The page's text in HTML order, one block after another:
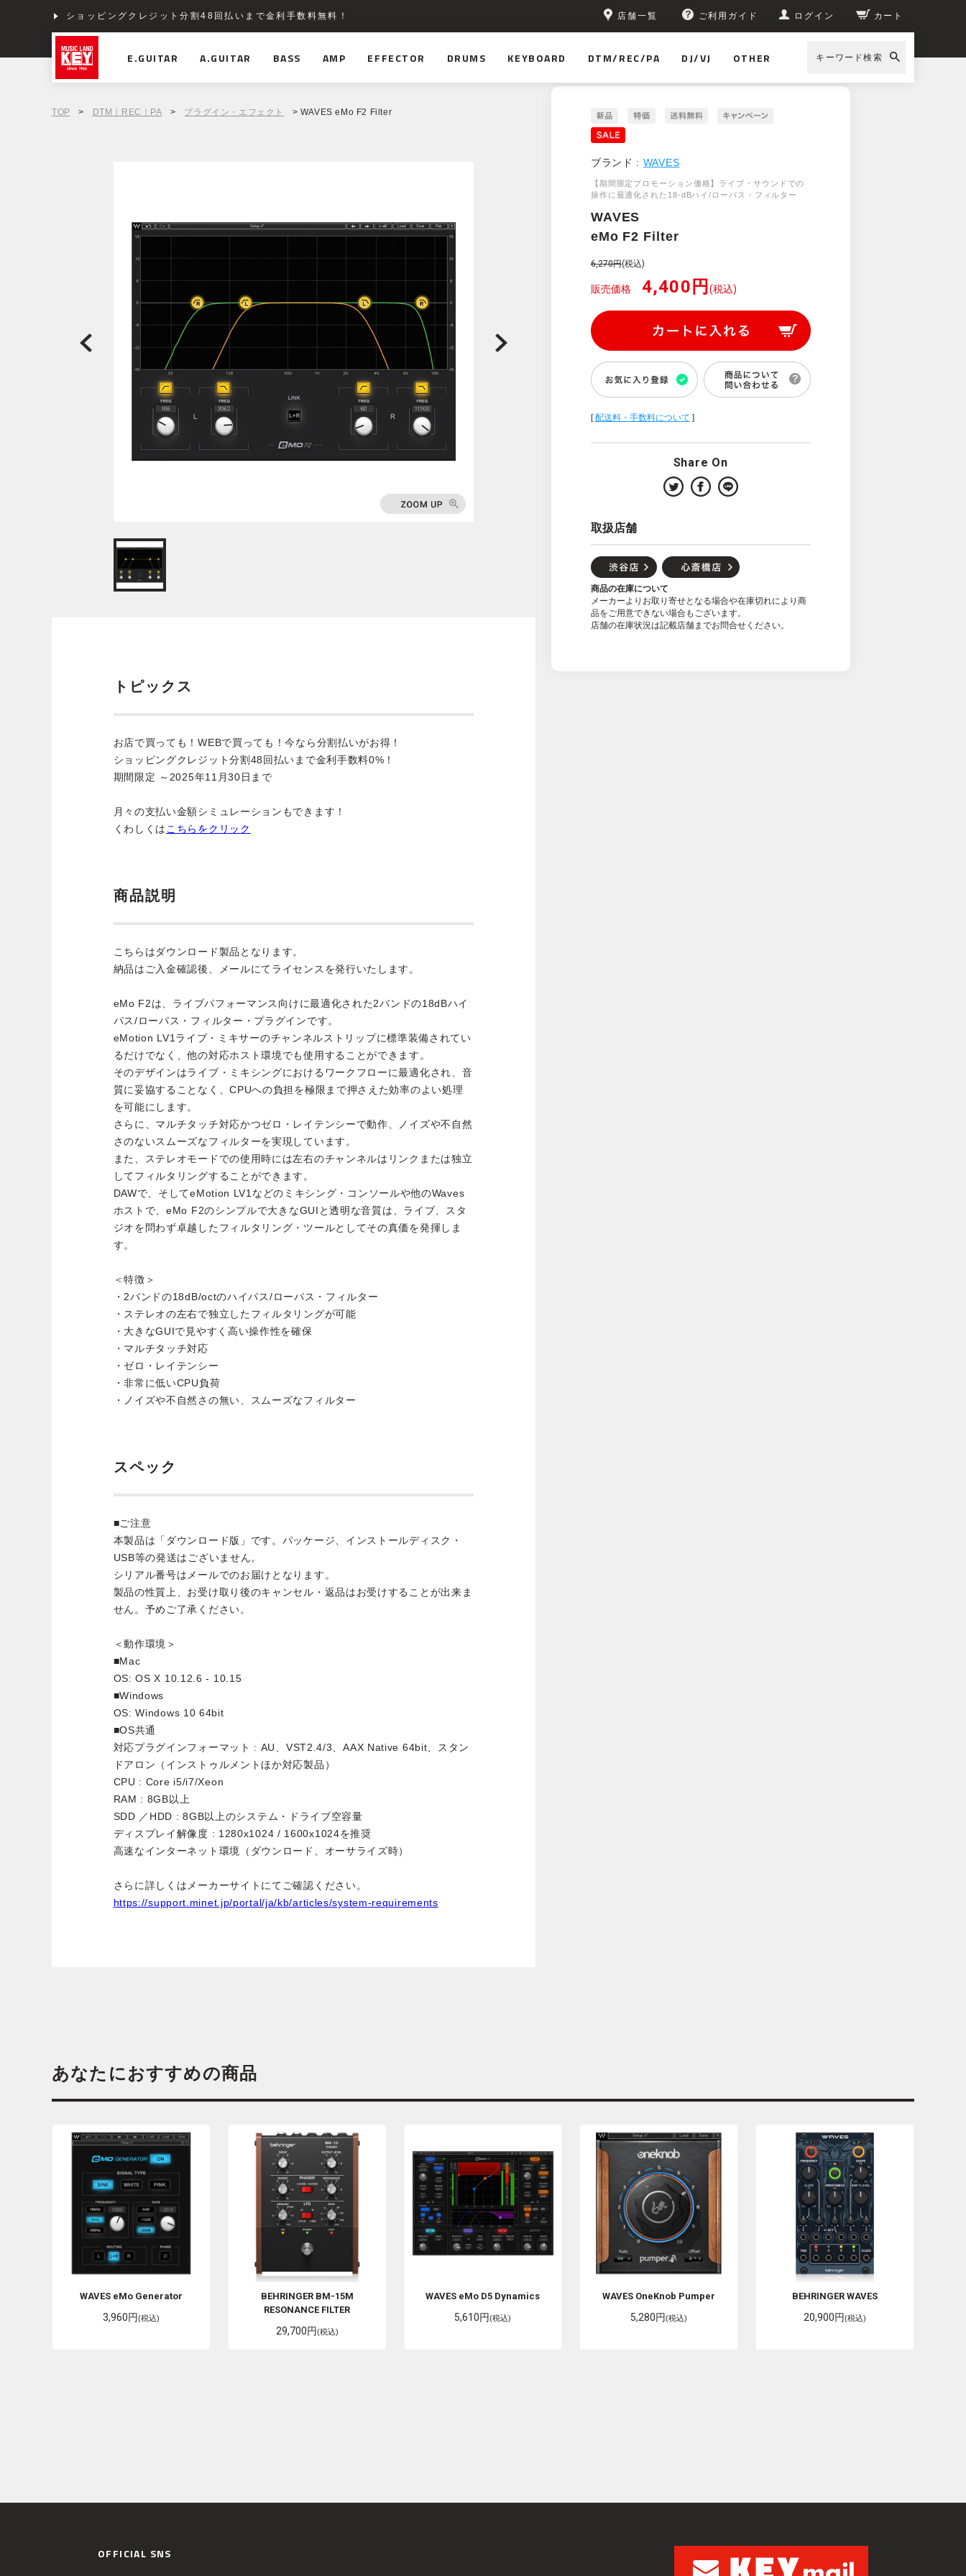
ショッピングクレジット分割48回払いまで金利手数料無料！ 店舗一覧 ご利用ガイド ログイン カート
E.GUITAR A.GUITAR BASS AMP EFFECTOR DRUMS KEYBOARD DTM/REC/PA DJ/VJ OTHER キーワード検索
TOP > DTM｜REC｜PA > プラグイン・エフェクト > WAVES eMo F2 Filter
ブランド : WAVES
【期間限定プロモーション価格】ライブ・サウンドでの
操作に最適化された18-dBハイ/ローパス・フィルター
WAVES
eMo F2 Filter
6,270円(税込)
販売価格 4,400円(税込)
[配送料・手数料について ]
Share On
取扱店舗
商品の在庫について
メーカーよりお取り寄せとなる場合や在庫切れにより商
品をご用意できない場合もございます。
店舗の在庫状況は記載店舗までお問合せください。
トピックス
お店で買っても！WEBで買っても！今なら分割払いがお得！
ショッピングクレジット分割48回払いまで金利手数料0%！
期間限定 ～2025年11月30日まで
月々の支払い金額シミュレーションもできます！
くわしくは こちらをクリック
商品説明
こちらはダウンロード製品となります。
納品はご入金確認後、メールにてライセンスを発行いたします。
eMo F2は、ライブパフォーマンス向けに最適化された2バンドの18dBハイ
パス/ローパス・フィルター・プラグインです。
eMotion LV1ライブ・ミキサーのチャンネルストリップに標準装備されてい
るだけでなく、他の対応ホスト環境でも使用することができます。
そのデザインはライブ・ミキシングにおけるワークフローに最適化され、音
質に妥協することなく、CPUへの負担を極限まで押さえた効率のよい処理
を可能にします。
さらに、マルチタッチ対応かつゼロ・レイテンシーで動作、ノイズや不自然
さのないスムーズなフィルターを実現しています。
また、ステレオモードでの使用時には左右のチャンネルはリンクまたは独立
してフィルタリングすることができます。
DAWで、そしてeMotion LV1などのミキシング・コンソールや他のWaves
ホストで、eMo F2のシンプルで大きなGUIと透明な音質は、ライブ、スタ
ジオを問わず卓越したフィルタリング・ツールとしてその真価を発揮しま
す。
＜特徴＞
・2バンドの18dB/octのハイパス/ローパス・フィルター
・ステレオの左右で独立したフィルタリングが可能
・大きなGUIで見やすく高い操作性を確保
・マルチタッチ対応
・ゼロ・レイテンシー
・非常に低いCPU負荷
・ノイズや不自然さの無い、スムーズなフィルター
スペック
■ご注意
本製品は「ダウンロード版」です。パッケージ、インストールディスク・
USB等の発送はございません。
シリアル番号はメールでのお届けとなります。
製品の性質上、お受け取り後のキャンセル・返品はお受けすることが出来ま
せん。予めご了承ください。
＜動作環境＞
■Mac
OS: OS X 10.12.6 - 10.15
■Windows
OS: Windows 10 64bit
■OS共通
対応プラグインフォーマット : AU、VST2.4/3、AAX Native 64bit、スタン
ドアロン（インストゥルメントほか対応製品）
CPU : Core i5/i7/Xeon
RAM : 8GB以上
SDD ／HDD : 8GB以上のシステム・ドライブ空容量
ディスプレイ解像度 : 1280x1024 / 1600x1024を推奨
高速なインターネット環境（ダウンロード、オーサライズ時）
さらに詳しくはメーカーサイトにてご確認ください。
https://support.minet.jp/portal/ja/kb/articles/system-requirements
あなたにおすすめの商品
WAVES eMo Generator
3,960円(税込)
BEHRINGER BM-15M
RESONANCE FILTER
29,700円(税込)
WAVES eMo D5 Dynamics
5,610円(税込)
WAVES OneKnob Pumper
5,280円(税込)
BEHRINGERWAVES
20,900円(税込)
OFFICIAL SNS